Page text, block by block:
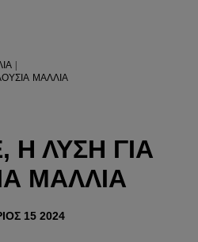
ΜΑΛΛΙΆ
Η ΛΎΣΗ ΓΙΑ
ΜΑΛΛΙΆ
15 2024